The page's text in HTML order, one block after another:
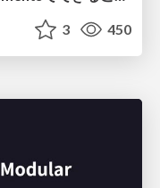
3 450